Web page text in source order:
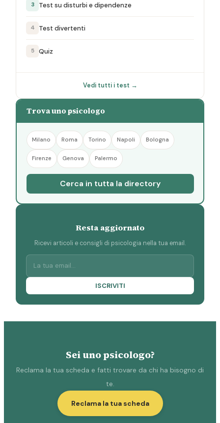
3 Test su disturbi e dipendenze
4 Test divertenti
5 Quiz
Vedi tutti i test →
Trova uno psicologo
Milano Roma Torino Napoli Bologna
Firenze Genova Palermo
Cerca in tutta la directory
Resta aggiornato
Ricevi articoli e consigli di psicologia nella tua email.
ISCRIVITI
Sei uno psicologo?
Reclama la tua scheda e fatti trovare da chi ha bisogno di
te.
Reclama la tua scheda